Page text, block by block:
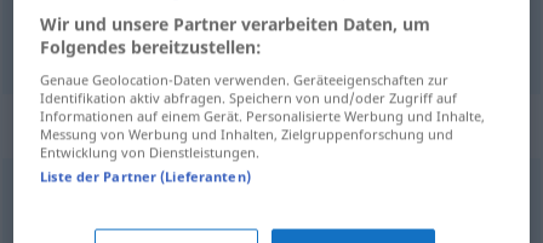
saydam,şeffaf,transparan durchscheinend
Synonyme für "durchscheinend"
Wir und unsere Partner verarbeiten Daten, um
Folgendes bereitzustellen:
Genaue Geolocation-Daten verwenden. Geräteeigenschaften zur
Identifikation aktiv abfragen. Speichern von und/oder Zugriff auf
Informationen auf einem Gerät. Personalisierte Werbung und Inhalte,
Messung von Werbung und Inhalten, Zielgruppenforschung und
Entwicklung von Dienstleistungen.
Liste der Partner (Lieferanten)